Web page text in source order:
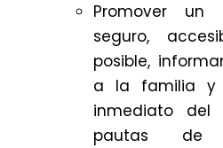
Promover
seguro,
posible,
a la familia y
inmediato del
pautas de